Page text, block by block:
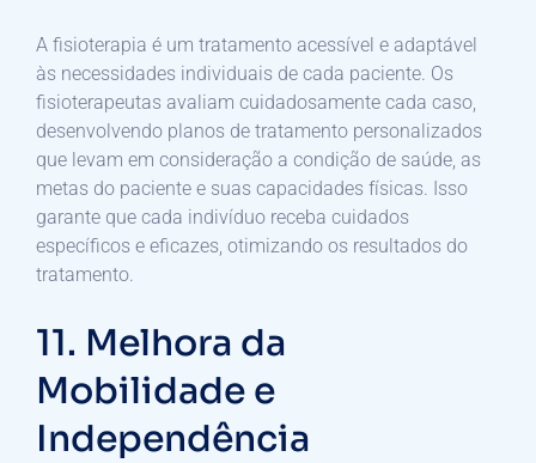
A fisioterapia é um tratamento acessível e adaptável
às necessidades individuais de cada paciente. Os
fisioterapeutas avaliam cuidadosamente cada caso,
desenvolvendo planos de tratamento personalizados
que levam em consideração a condição de saúde, as
metas do paciente e suas capacidades físicas. Isso
garante que cada indivíduo receba cuidados
específicos e eficazes, otimizando os resultados do
tratamento.
11. Melhora da
Mobilidade e
Independência